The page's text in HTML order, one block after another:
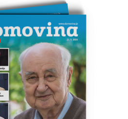
dogajanja, razmisleke
ureditvi ter vpogled v
in osebne zgodbe.